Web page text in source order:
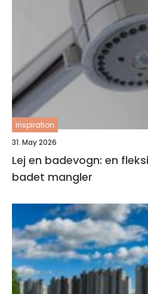
inspiration
31. May 2026
Lej en badevogn: en
badet mangler